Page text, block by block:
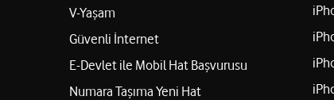
V-Yaşam
Güvenli İnternet
E-Devlet ile Mobil Hat Başvurusu
Numara Taşıma Yeni Hat